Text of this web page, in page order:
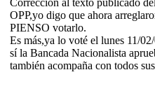
OPP,yo digo que ahora
PIENSO votarlo.
Es más,ya lo voté el lunes 11/
sí la Bancada Nacionalista
también acompaña con todos